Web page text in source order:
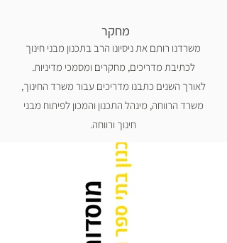
מחקר
משרדנו רותם את ניסיונו הרב בתכנון מבני חינוך
לכתיבת מדריכים, מחקרים ומסמכי מדיניות.
לאורך השנים כתבנו מדריכים עבור משרד החינוך,
משרד הרווחה, מינהל התכנון והמכון לפיתוח מבני
חינוך ורווחה.